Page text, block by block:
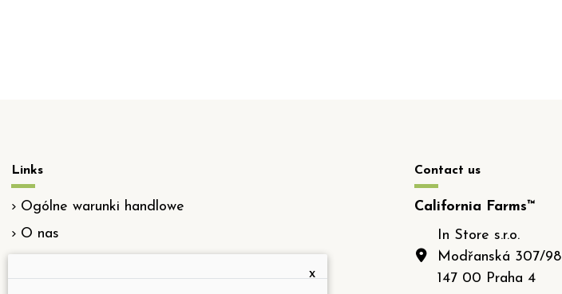
Links
Ogólne warunki handlowe
O nas
Contact us
California Farms™
In Store s.r.o.
Modřanská 307/98
147 00 Praha 4
x